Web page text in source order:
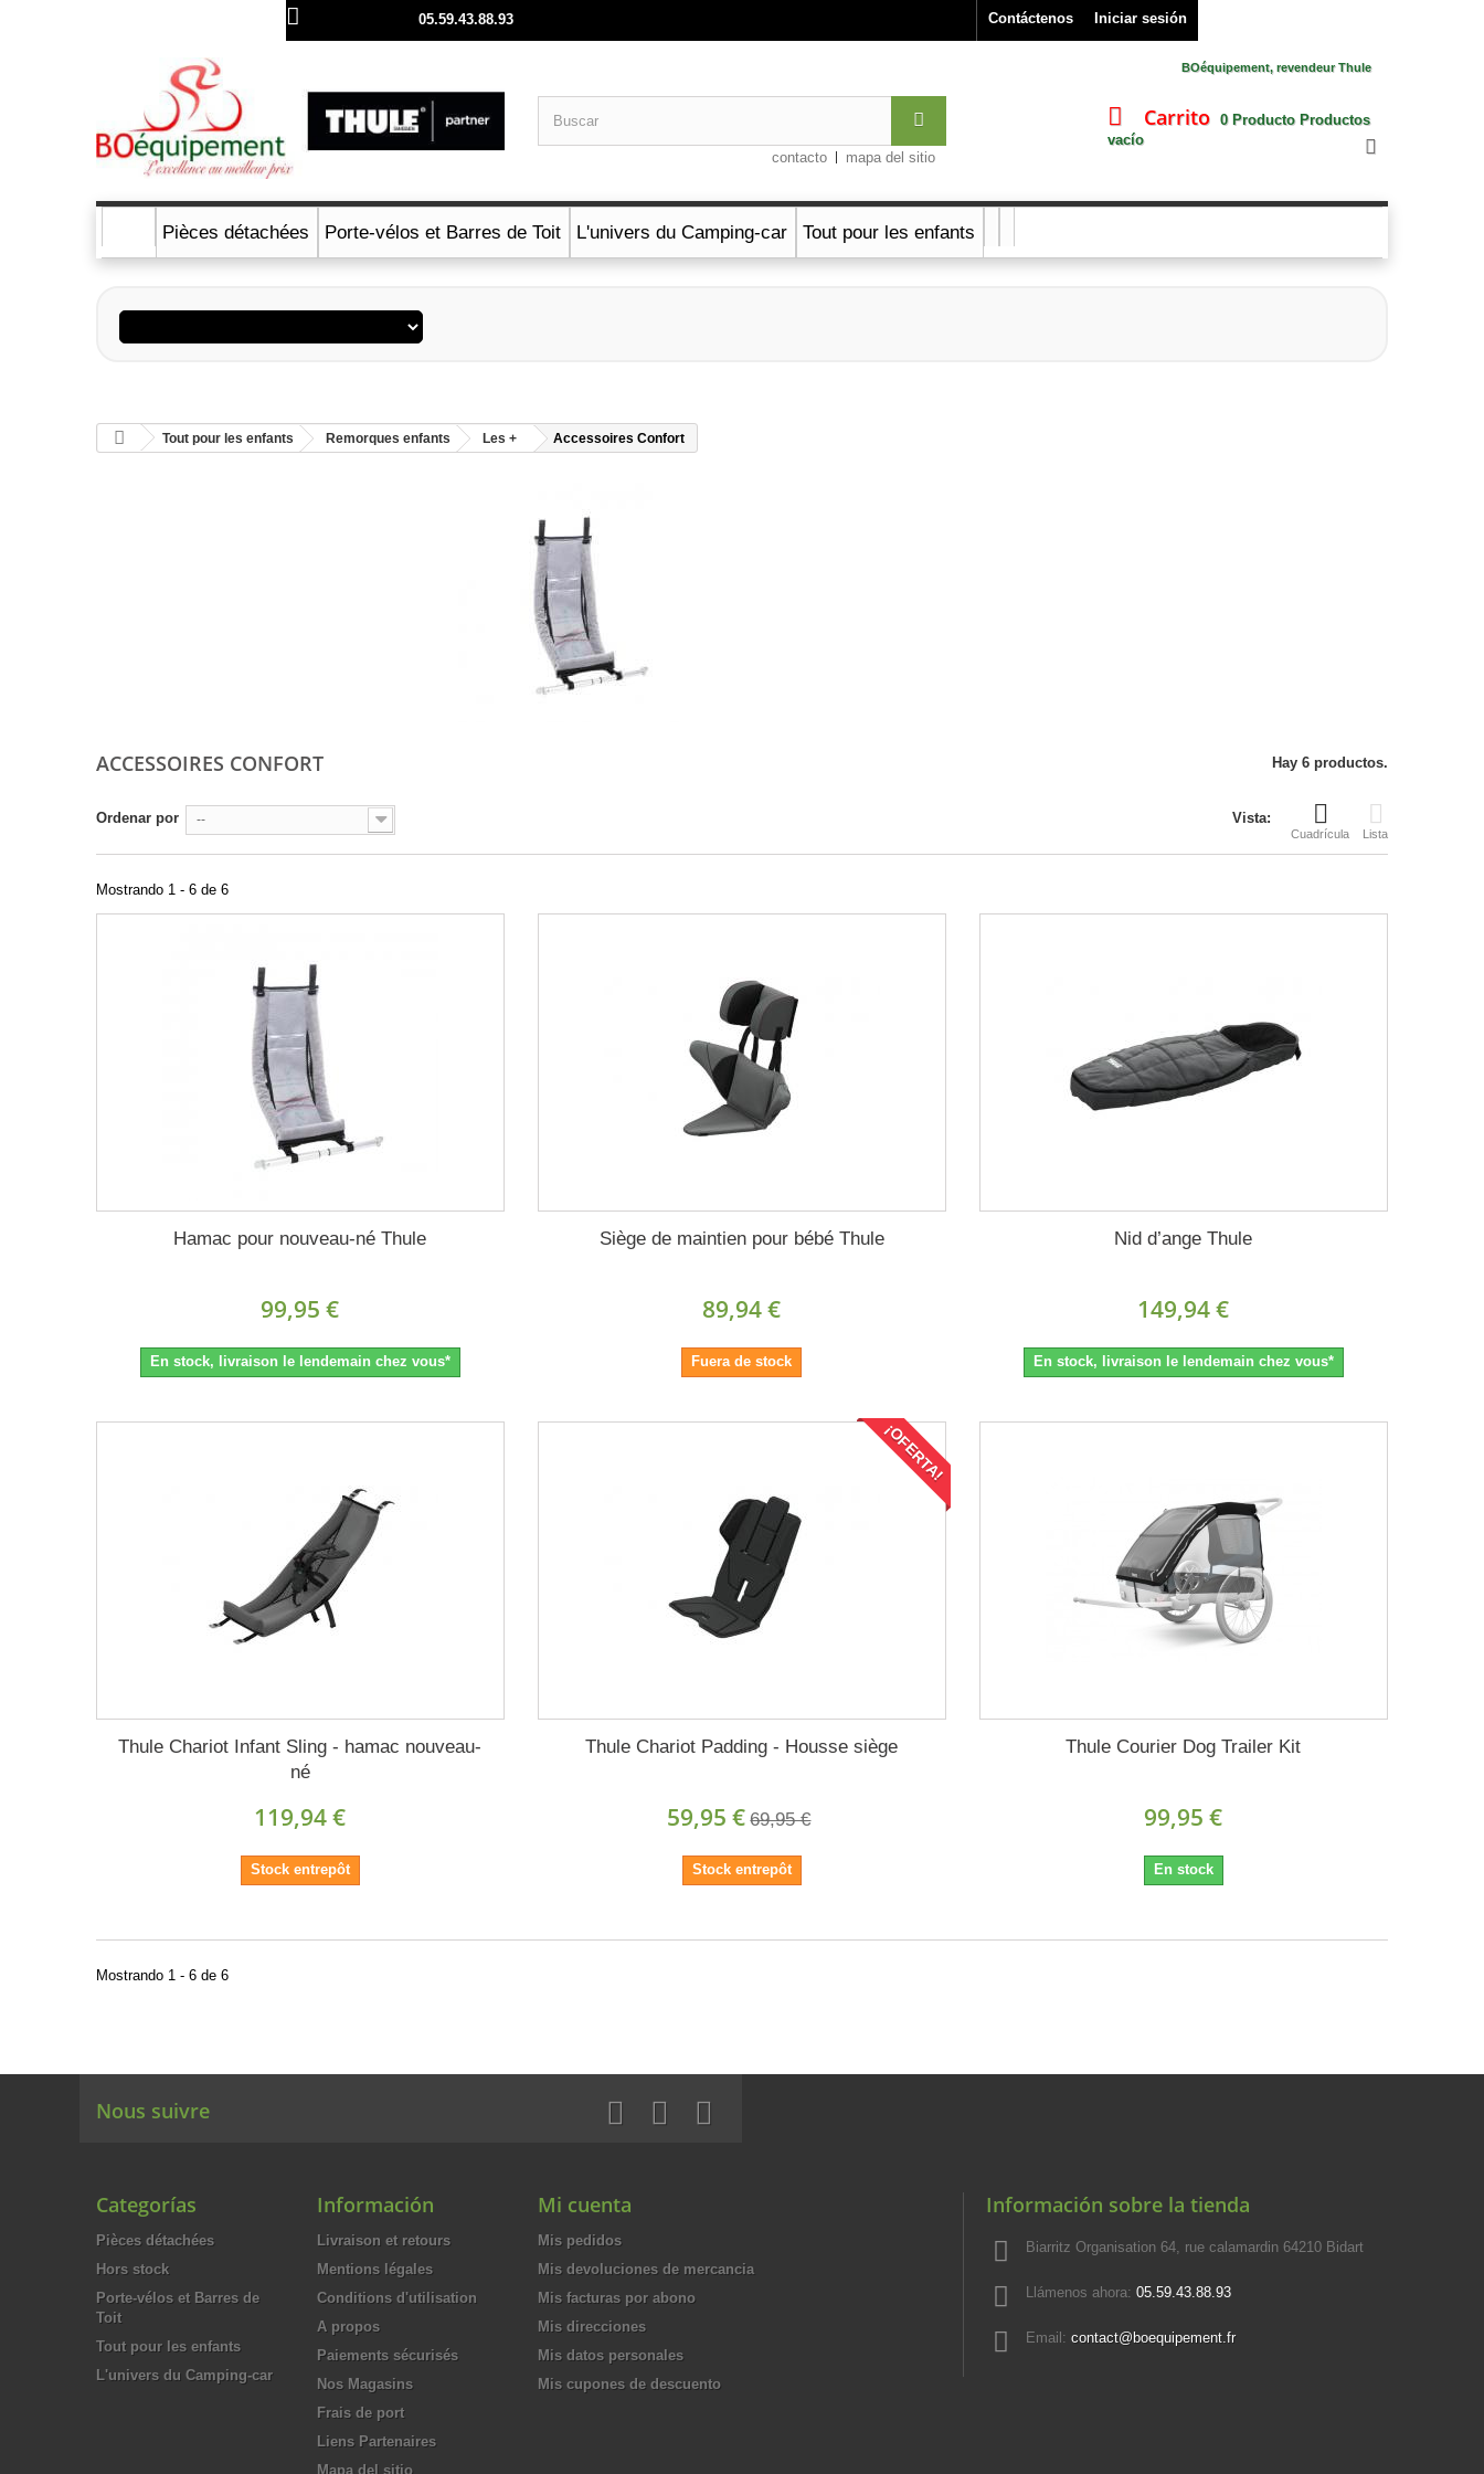
Iniciar sesión
Contáctenos
Llámenos ahora:05.59.43.88.93
BOéquipement, revendeur Thule
Carrito 0 Producto Productos
vacío
contacto
mapa del sitio
Pièces détachées Porte-vélos et Barres de Toit L'univers du Camping-car Tout pour les enfants
Tout pour les enfants Remorques enfants Les + Accessoires Confort
ACCESSOIRES CONFORT Hay 6 productos.
Vista:
Cuadrícula Lista
Ordenar por --
Mostrando 1 - 6 de 6
Hamac pour nouveau-né Thule
99,95 €
En stock, livraison le lendemain chez vous*
Siège de maintien pour bébé Thule
89,94 €
Fuera de stock
Nid d’ange Thule
149,94 €
En stock, livraison le lendemain chez vous*
Thule Chariot Infant Sling - hamac nouveau-
né
119,94 €
Stock entrepôt
¡OFERTA!
Thule Chariot Padding - Housse siège
59,95 € 69,95 €
Stock entrepôt
Thule Courier Dog Trailer Kit
99,95 €
En stock
Mostrando 1 - 6 de 6
Nous suivre
Categorías
Pièces détachées
Hors stock
Porte-vélos et Barres de
Toit
Tout pour les enfants
L'univers du Camping-car
Información
Livraison et retours
Mentions légales
Conditions d'utilisation
A propos
Paiements sécurisés
Nos Magasins
Frais de port
Liens Partenaires
Mapa del sitio
Mi cuenta
Mis pedidos
Mis devoluciones de mercancia
Mis facturas por abono
Mis direcciones
Mis datos personales
Mis cupones de descuento
Información sobre la tienda
Biarritz Organisation 64, rue calamardin 64210 Bidart
Llámenos ahora: 05.59.43.88.93
Email: contact@boequipement.fr